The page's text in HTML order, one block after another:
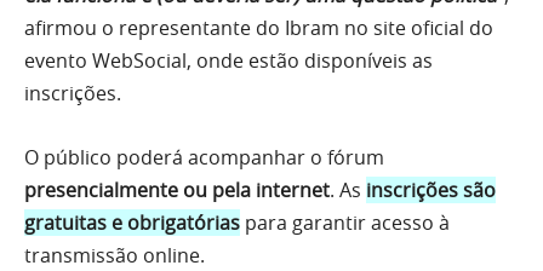
afirmou o representante do Ibram no site oficial do
evento WebSocial, onde estão disponíveis as
inscrições.
O público poderá acompanhar o fórum
presencialmente ou pela internet. As inscrições são
gratuitas e obrigatórias para garantir acesso à
transmissão online.